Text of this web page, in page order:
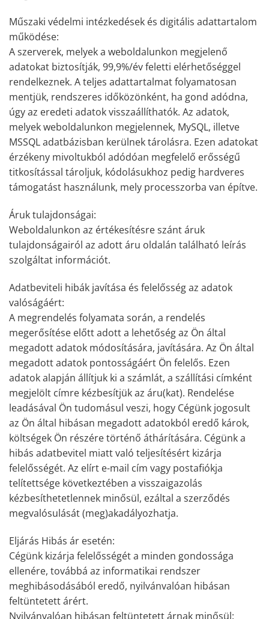
Műszaki védelmi intézkedések és digitális adattartalom
működése:
A szerverek, melyek a weboldalunkon megjelenő
adatokat biztosítják, 99,9%/év feletti elérhetőséggel
rendelkeznek. A teljes adattartalmat folyamatosan
mentjük, rendszeres időközönként, ha gond adódna,
úgy az eredeti adatok visszaállíthatók. Az adatok,
melyek weboldalunkon megjelennek, MySQL, illetve
MSSQL adatbázisban kerülnek tárolásra. Ezen adatokat
érzékeny mivoltukból adódóan megfelelő erősségű
titkosítással tároljuk, kódolásukhoz pedig hardveres
támogatást használunk, mely processzorba van építve.
Áruk tulajdonságai:
Weboldalunkon az értékesítésre szánt áruk
tulajdonságairól az adott áru oldalán található leírás
szolgáltat információt.
Adatbeviteli hibák javítása és felelősség az adatok
valóságáért:
A megrendelés folyamata során, a rendelés
megerősítése előtt adott a lehetőség az Ön által
megadott adatok módosítására, javítására. Az Ön által
megadott adatok pontosságáért Ön felelős. Ezen
adatok alapján állítjuk ki a számlát, a szállítási címként
megjelölt címre kézbesítjük az áru(kat). Rendelése
leadásával Ön tudomásul veszi, hogy Cégünk jogosult
az Ön által hibásan megadott adatokból eredő károk,
költségek Ön részére történő áthárítására. Cégünk a
hibás adatbevitel miatt való teljesítésért kizárja
felelősségét. Az elírt e-mail cím vagy postafiókja
telítettsége következtében a visszaigazolás
kézbesíthetetlennek minősül, ezáltal a szerződés
megvalósulását (meg)akadályozhatja.
Eljárás Hibás ár esetén:
Cégünk kizárja felelősségét a minden gondossága
ellenére, továbbá az informatikai rendszer
meghibásodásából eredő, nyilvánvalóan hibásan
feltüntetett árért.
Nyilvánvalóan hibásan feltüntetett árnak minősül: